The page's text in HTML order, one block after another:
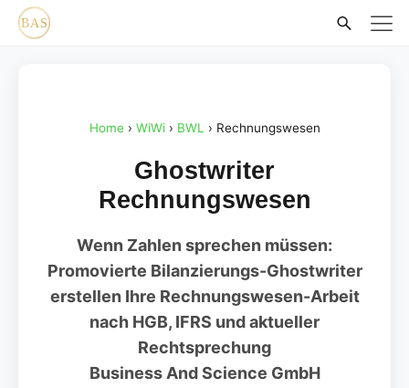
Home › WiWi› BWL › Rechnungswesen
Ghostwriter
Rechnungswesen
Wenn Zahlen sprechen müssen:
Promovierte Bilanzierungs-Ghostwriter
erstellen Ihre Rechnungswesen-Arbeit
nach HGB, IFRS und aktueller
Rechtsprechung
Business And Science GmbH